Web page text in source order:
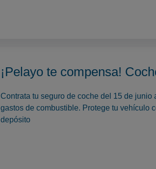
¡Pelayo te compensa!
Contrata tu seguro de coche del 15 de
gastos de combustible. Protege tu vehículo
depósito